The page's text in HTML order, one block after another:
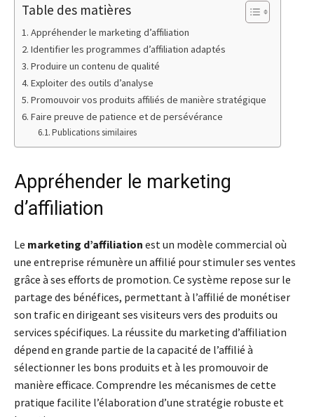
Table des matières
Appréhender le marketing d’affiliation
Identifier les programmes d’affiliation adaptés
Produire un contenu de qualité
Exploiter des outils d’analyse
Promouvoir vos produits affiliés de manière stratégique
Faire preuve de patience et de persévérance
Publications similaires
Appréhender le marketing
d’affiliation
Le marketing d’affiliation est un modèle commercial où
une entreprise rémunère un affilié pour stimuler ses ventes
grâce à ses efforts de promotion. Ce système repose sur le
partage des bénéfices, permettant à l’affilié de monétiser
son trafic en dirigeant ses visiteurs vers des produits ou
services spécifiques. La réussite du marketing d’affiliation
dépend en grande partie de la capacité de l’affilié à
sélectionner les bons produits et à les promouvoir de
manière efficace. Comprendre les mécanismes de cette
pratique facilite l’élaboration d’une stratégie robuste et